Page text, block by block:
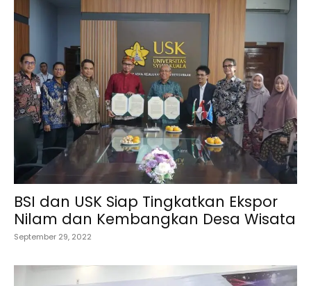
BSI dan USK Siap Tingkatkan Ekspor
Nilam dan Kembangkan Desa Wisata
September 29, 2022